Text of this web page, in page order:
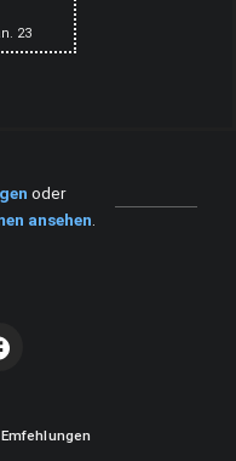
23
oder
ansehen.
Emfehlungen